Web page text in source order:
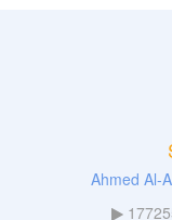
Ahmed Al-